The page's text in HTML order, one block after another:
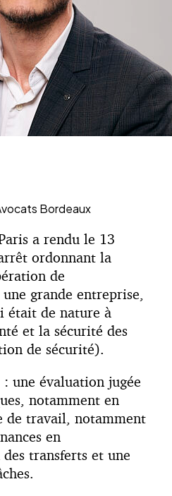
Bordeaux
a rendu le 13
ordonnant la
de
grande entreprise,
était de nature à
et la sécurité des
de sécurité).
une évaluation jugée
notamment en
de travail, notamment
en
transferts et une